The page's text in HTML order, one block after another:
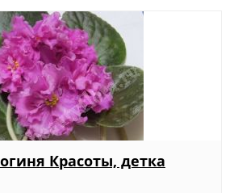
Красоты, детка